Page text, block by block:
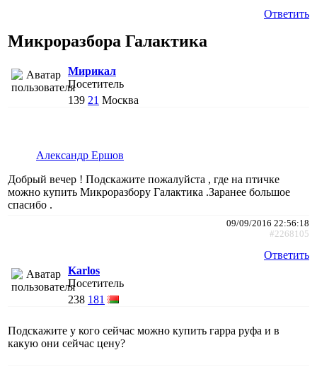
Ответить
Микроразбора Галактика
Мирикал
Посетитель
139 21 Москва
Александр Ершов
Добрый вечер ! Подскажите пожалуйста , где на птичке
можно купить Микроразбору Галактика .Заранее большое
спасибо .
09/09/2016 22:56:18
#2268105
Ответить
Karlos
Посетитель
238 181
Подскажите у кого сейчас можно купить гарра руфа и в
какую они сейчас цену?